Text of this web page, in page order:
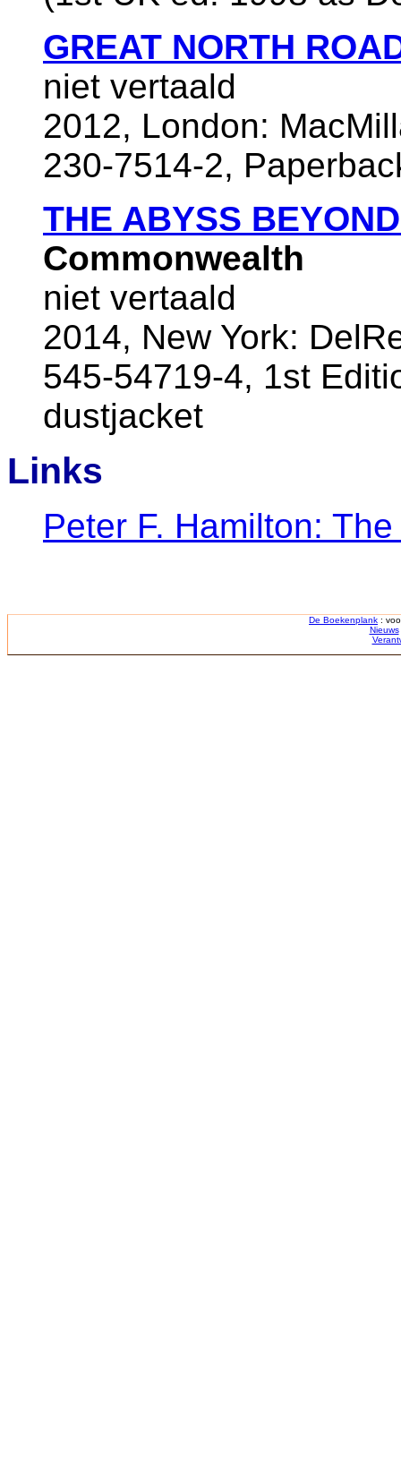
GREAT NORTH
niet vertaald
2012, London:
230-7514-2,
THE ABYSS
Commonwealth
niet vertaald
2014, New York:
545-54719-4, 1st
dustjacket
Links
Peter F. Hamilton:
De Boekenplank :
Nieuws